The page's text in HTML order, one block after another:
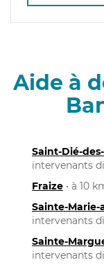
Aide à
Saint-Dié-
intervenants
Fraize • à 10
Sainte-Marie-
intervenants
Sainte-
intervenants